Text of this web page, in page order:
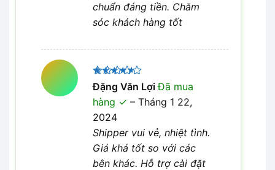
chuẩn đáng tiền. Chăm
sóc khách hàng tốt
Được
xếp hạng
45 sao
Đặng Văn LợiĐã mua
hàng
– Tháng 1 22,
2024
Shipper vui vẻ, nhiệt tình.
Giá khá tốt so với các
bên khác. Hỗ trợ cài đặt